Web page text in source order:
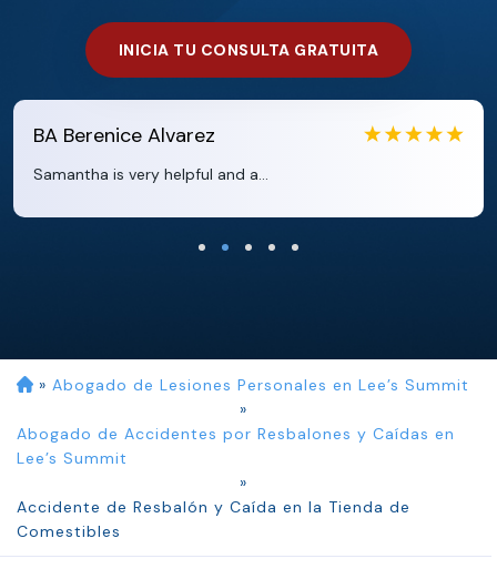
INICIA TU CONSULTA GRATUITA
EB Eboni Bowie
Clara extremely helpful and ve...
» Abogado de Lesiones Personales en Lee’s Summit
»
Abogado de Accidentes por Resbalones y Caídas en
Lee’s Summit
»
Accidente de Resbalón y Caída en la Tienda de
Comestibles